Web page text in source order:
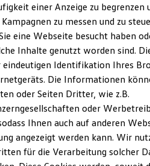
Lebensdauer
6
Versionen und Updates
zu Ihrem ID.
anfordern
einer Anzeige zu begrenzen
zu messen und zu
eine Webseite besucht haben
Inhalte genutzt worden sind.
eindeutigen Identifikation Ihres
Die Informationen
oder Seiten Dritter, wie z.B.
oder
Ihnen auch auf anderen
angezeigt werden kann. Wir
für die Verarbeitung solcher